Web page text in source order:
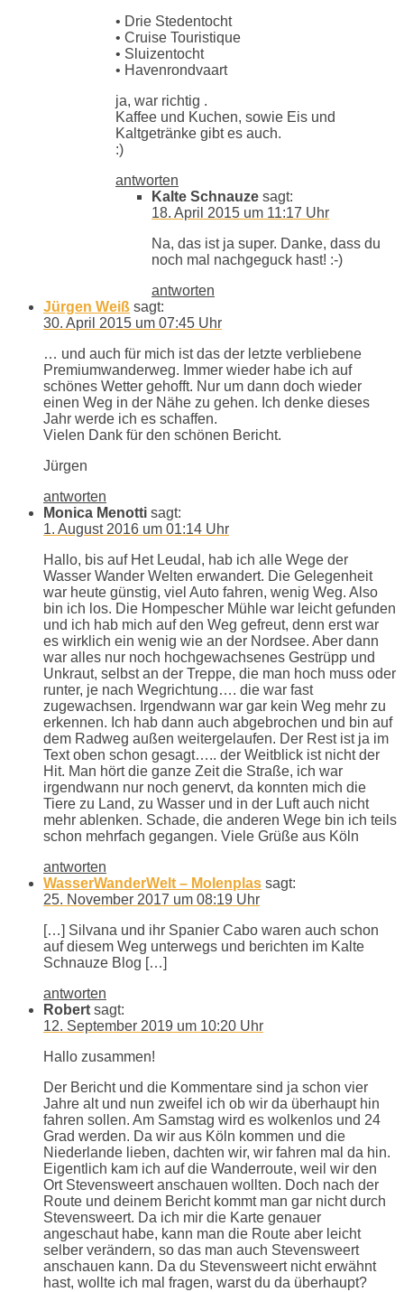
• Drie Stedentocht
• Cruise Touristique
• Sluizentocht
• Havenrondvaart
ja, war richtig .
Kaffee und Kuchen, sowie Eis und
Kaltgetränke gibt es auch.
:)
antworten
Kalte Schnauze sagt:
18. April 2015 um 11:17 Uhr
Na, das ist ja super. Danke, dass du
noch mal nachgeguck hast! :-)
antworten
Jürgen Weiß sagt:
30. April 2015 um 07:45 Uhr
… und auch für mich ist das der letzte verbliebene
Premiumwanderweg. Immer wieder habe ich auf
schönes Wetter gehofft. Nur um dann doch wieder
einen Weg in der Nähe zu gehen. Ich denke dieses
Jahr werde ich es schaffen.
Vielen Dank für den schönen Bericht.
Jürgen
antworten
Monica Menotti sagt:
1. August 2016 um 01:14 Uhr
Hallo, bis auf Het Leudal, hab ich alle Wege der
Wasser Wander Welten erwandert. Die Gelegenheit
war heute günstig, viel Auto fahren, wenig Weg. Also
bin ich los. Die Hompescher Mühle war leicht gefunden
und ich hab mich auf den Weg gefreut, denn erst war
es wirklich ein wenig wie an der Nordsee. Aber dann
war alles nur noch hochgewachsenes Gestrüpp und
Unkraut, selbst an der Treppe, die man hoch muss oder
runter, je nach Wegrichtung…. die war fast
zugewachsen. Irgendwann war gar kein Weg mehr zu
erkennen. Ich hab dann auch abgebrochen und bin auf
dem Radweg außen weitergelaufen. Der Rest ist ja im
Text oben schon gesagt….. der Weitblick ist nicht der
Hit. Man hört die ganze Zeit die Straße, ich war
irgendwann nur noch genervt, da konnten mich die
Tiere zu Land, zu Wasser und in der Luft auch nicht
mehr ablenken. Schade, die anderen Wege bin ich teils
schon mehrfach gegangen. Viele Grüße aus Köln
antworten
WasserWanderWelt – Molenplas sagt:
25. November 2017 um 08:19 Uhr
[…] Silvana und ihr Spanier Cabo waren auch schon
auf diesem Weg unterwegs und berichten im Kalte
Schnauze Blog […]
antworten
Robert sagt:
12. September 2019 um 10:20 Uhr
Hallo zusammen!
Der Bericht und die Kommentare sind ja schon vier
Jahre alt und nun zweifel ich ob wir da überhaupt hin
fahren sollen. Am Samstag wird es wolkenlos und 24
Grad werden. Da wir aus Köln kommen und die
Niederlande lieben, dachten wir, wir fahren mal da hin.
Eigentlich kam ich auf die Wanderroute, weil wir den
Ort Stevensweert anschauen wollten. Doch nach der
Route und deinem Bericht kommt man gar nicht durch
Stevensweert. Da ich mir die Karte genauer
angeschaut habe, kann man die Route aber leicht
selber verändern, so das man auch Stevensweert
anschauen kann. Da du Stevensweert nicht erwähnt
hast, wollte ich mal fragen, warst du da überhaupt?